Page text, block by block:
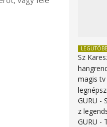
Sz
magis tv
GURU -
z
GURU -